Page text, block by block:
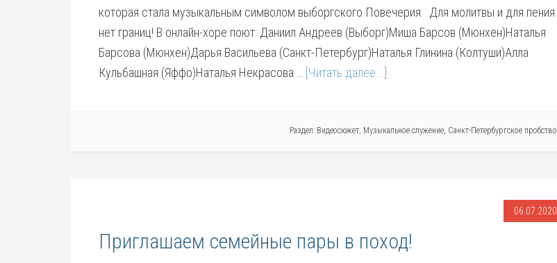
которая стала музыкальным символом выборгского Повечерия. Для молитвы и для пения
нет границ! В онлайн-хоре поют: Даниил Андреев (Выборг)Миша Барсов (Мюнхен)Наталья
Барсова (Мюнхен)Дарья Васильева (Санкт-Петербург)Наталья Глинина (Колтуши)Алла
Кульбашная (Яффо)Наталья Некрасова …
[Читать далее...]
Раздел: Видеосюжет, Музыкальное служение, Санкт-Петербургское пробство
06.07.2020
Приглашаем семейные пары в поход!